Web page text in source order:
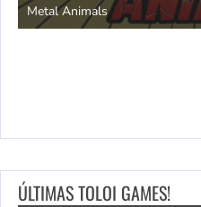
Metal Animals
ÚLTIMAS TOLOI GAMES!